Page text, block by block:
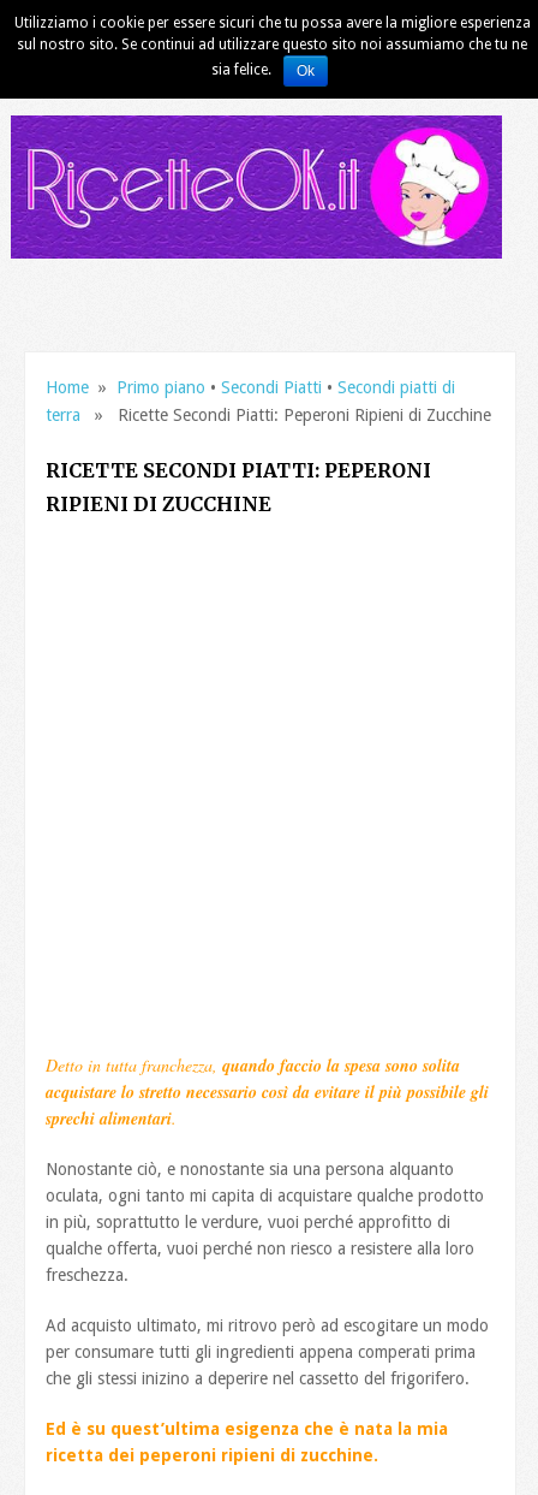
Home » Primo piano •Secondi Piatti •Secondi piatti di
terra
RICETTE SECONDI PIATTI: PEPERONI
Detto in tutta franchezza,quando faccio la spesa sono solita
acquistare lo stretto necessario così da evitare il più possibile gli
sprechi alimentari.
Nonostante ciò, e nonostante sia una persona alquanto
oculata, ogni tanto mi capita di acquistare qualche prodotto
in più, soprattutto le verdure, vuoi perché approfitto di
qualche offerta, vuoi perché non riesco a resistere alla loro
freschezza.
Ad acquisto ultimato, mi ritrovo però ad escogitare un modo
per consumare tutti gli ingredienti appena comperati prima
che gli stessi inizino a deperire nel cassetto del frigorifero.
Ed è su quest’ultima esigenza che è nata la mia
ricetta dei peperoni ripieni di zucchine.
Utilizziamo i cookie per essere sicuri che tu possa avere la migliore esperienza
sul nostro sito. Se continui ad utilizzare questo sito noi assumiamo che tu ne
sia felice.
Ok